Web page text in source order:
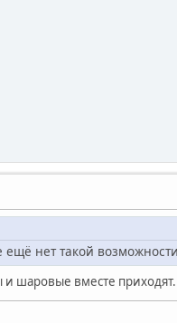
нет такой
и шаровые вместе приходят.